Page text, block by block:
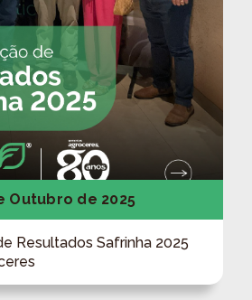
Outubro de 2025
Resultados Safrinha 2025